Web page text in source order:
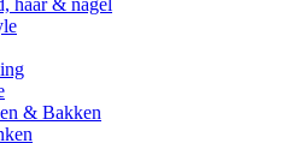
haar & nagel
& Bakken